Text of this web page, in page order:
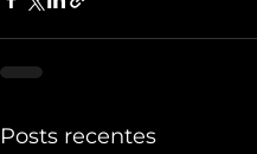
Posts recentes